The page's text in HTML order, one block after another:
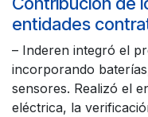
entidades
– Inderen integró el
incorporando
sensores. Realizó el
eléctrica, la